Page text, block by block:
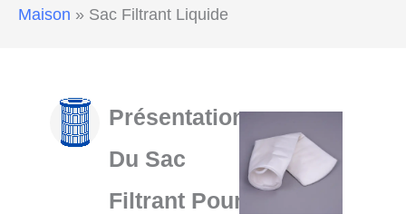
Maison » Sac Filtrant Liquide
Présentation
Du Sac
Filtrant Pour